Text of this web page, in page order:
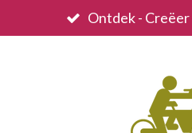
Ontdek -